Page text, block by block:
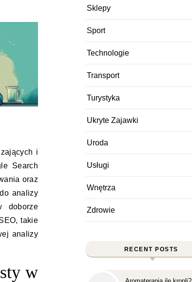
i
Search
oraz
analizy
doborze
takie
analizy
w
Sklepy
Sport
Technologie
Transport
Turystyka
Ukryte Zajawki
Uroda
Usługi
Wnętrza
Zdrowie
RECENT POSTS